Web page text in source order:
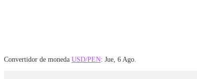
Convertidor de moneda USD/PEN: Jue, 6 Ago.